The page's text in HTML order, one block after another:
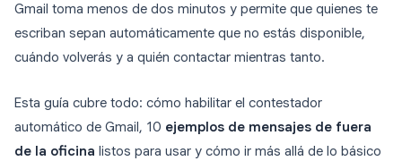
Gmail toma menos de dos minutos y permite que quienes te
escriban sepan automáticamente que no estás disponible,
cuándo volverás y a quién contactar mientras tanto.
Esta guía cubre todo: cómo habilitar el contestador
automático de Gmail, 10 ejemplos de mensajes de fuera
de la oficina listos para usar y cómo ir más allá de lo básico